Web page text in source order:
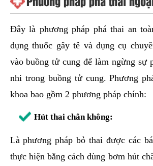
Đây là phương pháp phá thai an
dụng thuốc gây tê và dụng cụ
vào buồng tử cung để làm ngừng sự
nhi trong buồng tử cung. Phương
khoa bao gồm 2 phương pháp chính:
Hút thai chân không:
Là phương pháp bỏ thai được các
thực hiện bằng cách dùng bơm hút